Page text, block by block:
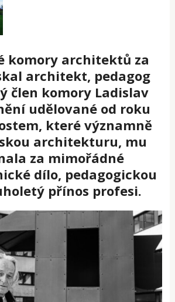
komory architektů za
architekt, pedagog
člen komory Ladislav
udělované od roku
které významně
architekturu, mu
za mimořádné
dílo, pedagogickou
přínos profesi.